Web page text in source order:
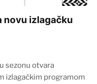
novu izlagačku
sezonu otvara
izlagačkim programom